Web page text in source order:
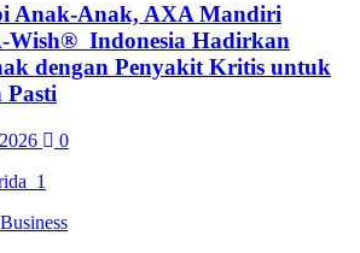
Anak-Anak, AXA Mandiri
Wish® Indonesia Hadirkan
dengan Penyakit Kritis untuk
Pasti
0